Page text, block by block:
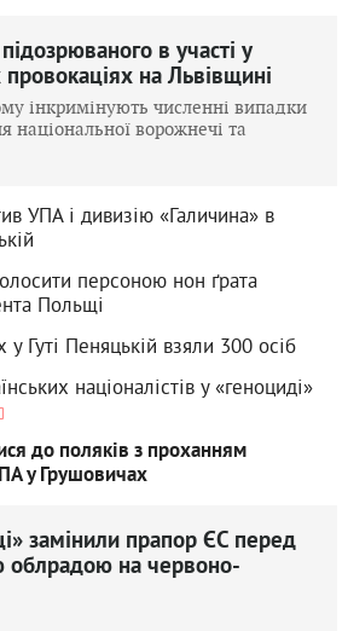
в участі у
провокаціях на Львівщині
інкримінують численні випадки
національної ворожнечі та
УПА і дивизію «Галичина» в
персоною нон ґрата
Польщі
Гуті Пеняцькій взяли 300 осіб
націоналістів у «геноциді»
до поляків з проханням
у Грушовичах
замінили прапор ЄС перед
облрадою на червоно-